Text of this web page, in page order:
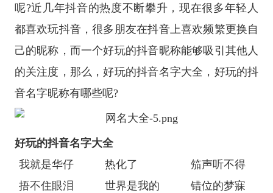
呢?近几年抖音的热度不断攀升，现在很多年轻人
都喜欢玩抖音，很多朋友在抖音上喜欢频繁更换自
己的昵称，而一个好玩的抖音昵称能够吸引其他人
的关注度，那么，好玩的抖音名字大全，好玩的抖
音名字昵称有哪些呢?
好玩的抖音名字大全
我就是华仔
热化了
笳声听不得
捂不住眼泪
世界是我的
错位的梦寐